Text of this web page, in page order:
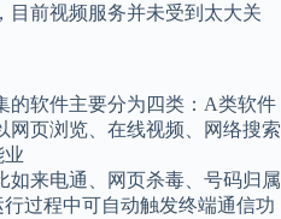
目前视频服务并未受到太大关
的软件主要分为四类：A类软件
网页浏览、在线视频、网络搜索
业
如来电通、网页杀毒、号码归属
过程中可自动触发终端通信功